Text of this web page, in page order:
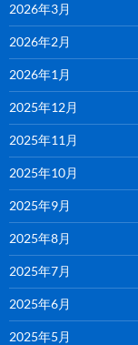
2026年3月
2026年2月
2026年1月
2025年12月
2025年11月
2025年10月
2025年9月
2025年8月
2025年7月
2025年6月
2025年5月